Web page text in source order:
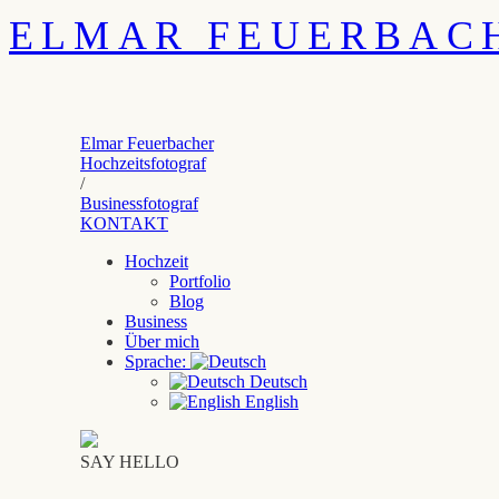
ELMAR
Elmar Feuerbacher
Hochzeitsfotograf
/
Businessfotograf
KONTAKT
Hochzeit
Portfolio
Blog
Business
Über mich
Sprache:
Deutsch
English
SAY HELLO